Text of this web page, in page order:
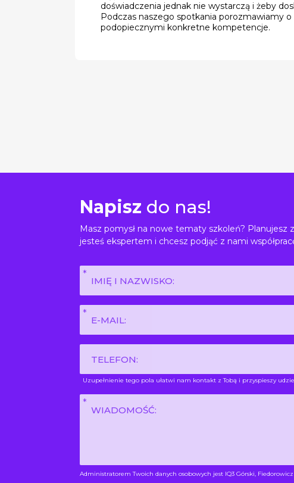
doświadczenia jednak nie wystarczą i żeby
Podczas naszego spotkania porozmawiamy
podopiecznymi konkretne kompetencje.
Napisz do nas!
Masz pomysł na nowe tematy szkoleń?
jesteś ekspertem i chcesz podjąć z nami
Imię
*E-
mail
Uzupełnienie tego pola ułatwi nam kontakt z Tobą i przyspieszy
Wiadomość
Administratorem Twoich danych osobowych jest IQ3 Górski, Fiedorowicz